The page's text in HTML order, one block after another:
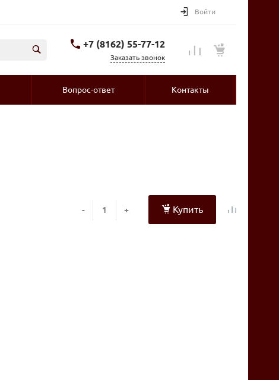
Войти
+7 (8162) 55-77-12
Заказать звонок
Вопрос-ответ Контакты
- + Купить